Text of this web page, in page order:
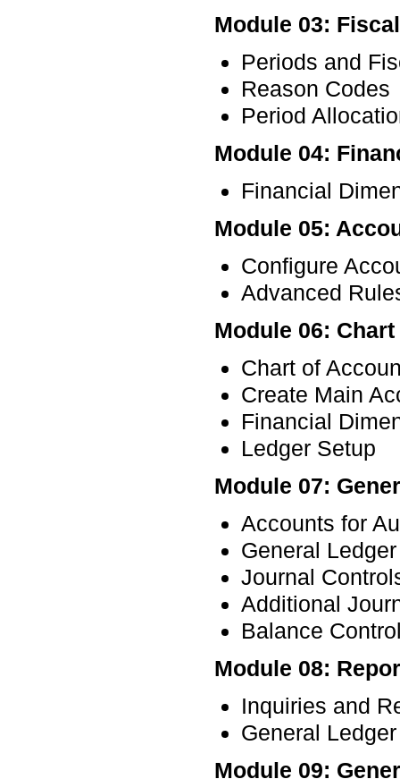
Module 03:
Periods and
Reason Codes
Period
Module 04:
Financial
Module 05:
Configure
Advanced
Module 06:
Chart of
Create Main
Financial
Ledger Setup
Module 07:
Accounts for
General
Journal
Additional
Balance
Module 08:
Inquiries and
General
Module 09: